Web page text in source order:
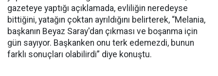
gazeteye yaptığı açıklamada, evliliğin neredeyse
bittiğini, yatağın çoktan ayrıldığını belirterek, “Melania,
başkanın Beyaz Saray'dan çıkması ve boşanma için
gün sayıyor. Başkanken onu terk edemezdi, bunun
farklı sonuçları olabilirdi” diye konuştu.